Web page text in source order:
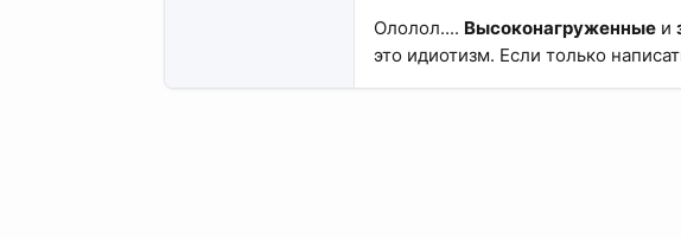
Ололол.... Высоконагруженные и
это идиотизм. Если только